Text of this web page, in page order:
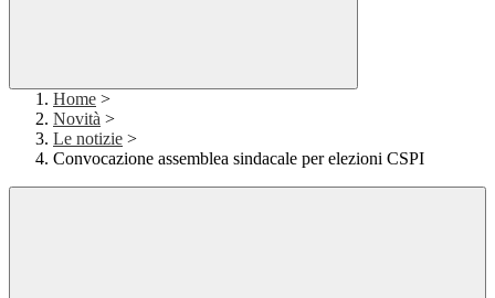
Home >
Novità >
Le notizie >
Convocazione assemblea sindacale per elezioni CSPI